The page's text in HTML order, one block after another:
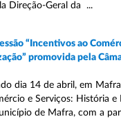
Direção-Geral da ...
“Incentivos ao
promovida pela
dia 14 de abril, em
e Serviços: História e
de Mafra, com a